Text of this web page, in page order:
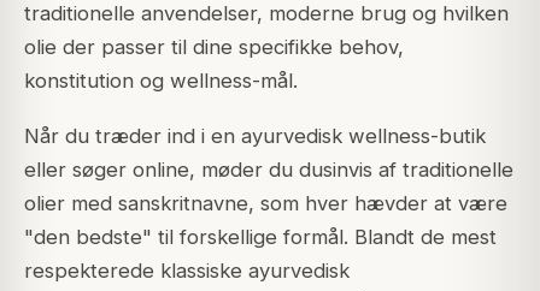
traditionelle anvendelser, moderne brug og hvilken
olie der passer til dine specifikke behov,
konstitution og wellness-mål.
Når du træder ind i en ayurvedisk wellness-butik
eller søger online, møder du dusinvis af traditionelle
olier med sanskritnavne, som hver hævder at være
"den bedste" til forskellige formål. Blandt de mest
respekterede klassiske ayurvedisk